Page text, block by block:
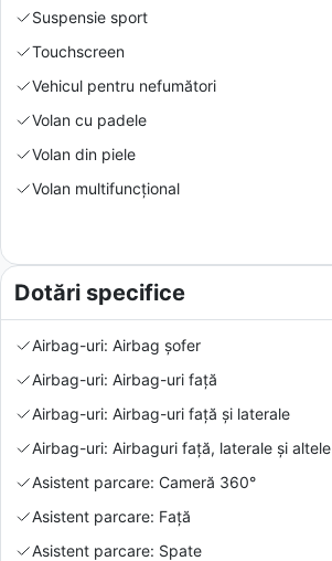
Suspensie sport
Touchscreen
Vehicul pentru nefumători
Volan cu padele
Volan din piele
Volan multifuncțional
Dotări specifice
Airbag-uri: Airbag șofer
Airbag-uri: Airbag-uri față
Airbag-uri: Airbag-uri față și laterale
Airbag-uri: Airbaguri față, laterale și altele
Asistent parcare: Cameră 360°
Asistent parcare: Față
Asistent parcare: Spate